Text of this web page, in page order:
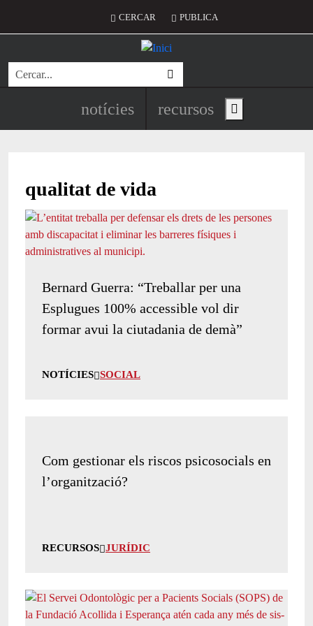
Menú del compte d'usuari
CERCAR PUBLICA
Cerca
Navegació principal de
notícies recursos Show main menu
qualitat de vida
Bernard Guerra: “Treballar per una
Esplugues 100% accessible vol dir
formar avui la ciutadania de demà”
NOTÍCIES SOCIAL
Com gestionar els riscos psicosocials en
l’organització?
RECURSOS JURÍDIC